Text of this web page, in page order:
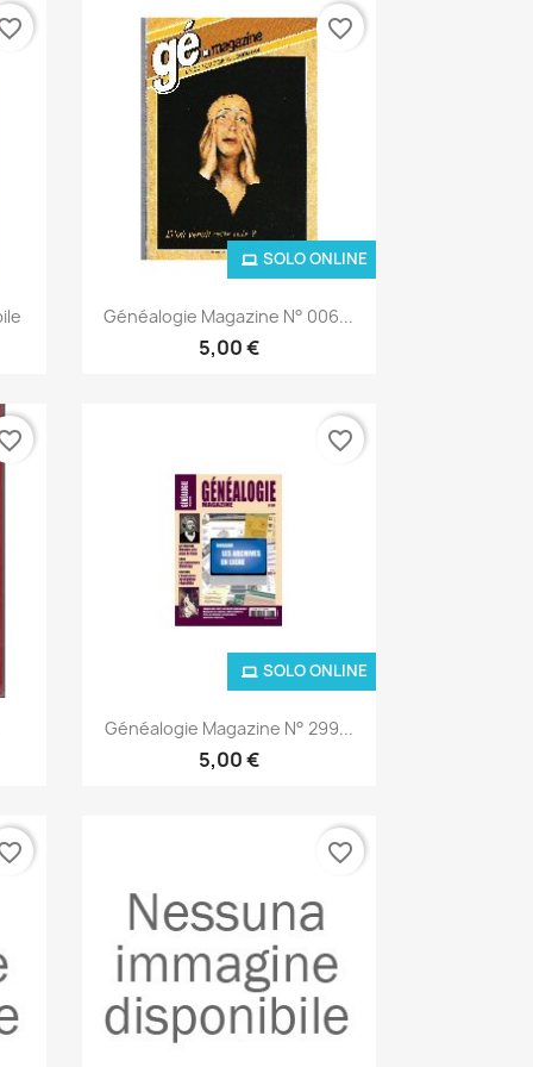
Anteprima
Généalogie Magazine N° 006...
5,00 €
SOLO ONLINE
favorite_border
Anteprima
Généalogie Magazine N° 299...
5,00 €
SOLO ONLINE
favorite_border
favorite_border